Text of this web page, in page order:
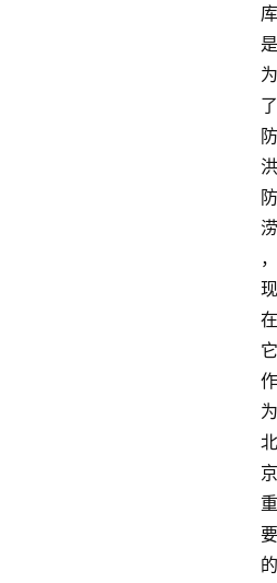
库
是
为
了
防
洪
防
涝
，
现
在
它
作
为
北
京
重
要
的